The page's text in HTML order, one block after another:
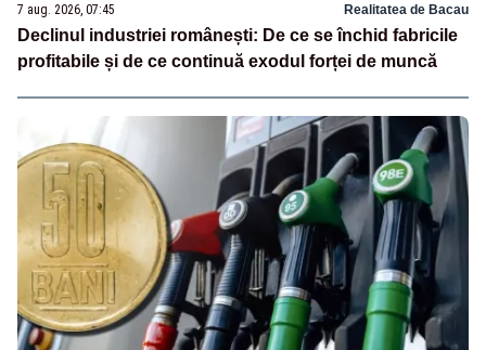
7 aug. 2026, 07:45 Realitatea de Bacau
Declinul industriei românești: De ce se închid fabricile
profitabile și de ce continuă exodul forței de muncă